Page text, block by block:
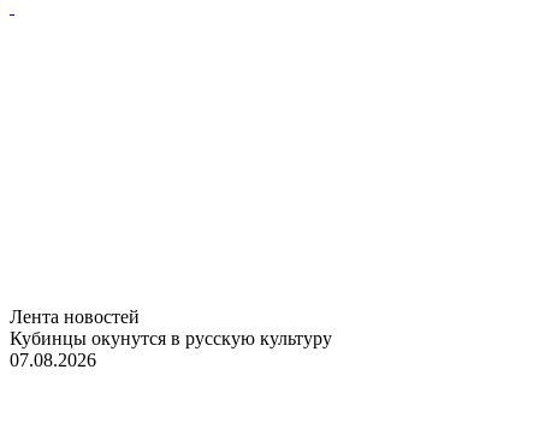
Лента новостей
Кубинцы окунутся в русскую культуру
07.08.2026